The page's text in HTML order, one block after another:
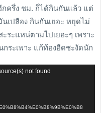
ครึ่ง ชม. ก็ได้กินกันแล้ว แต่
เปลือง กินกันเยอะ หยุดไม่
ระแหน่ตามไปเยอะๆ เพราะ
ระเพาะ แก้ท้องอืดชะงัดนัก
not found